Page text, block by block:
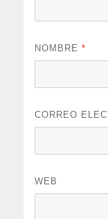
NOMBRE*
CORREO
WEB